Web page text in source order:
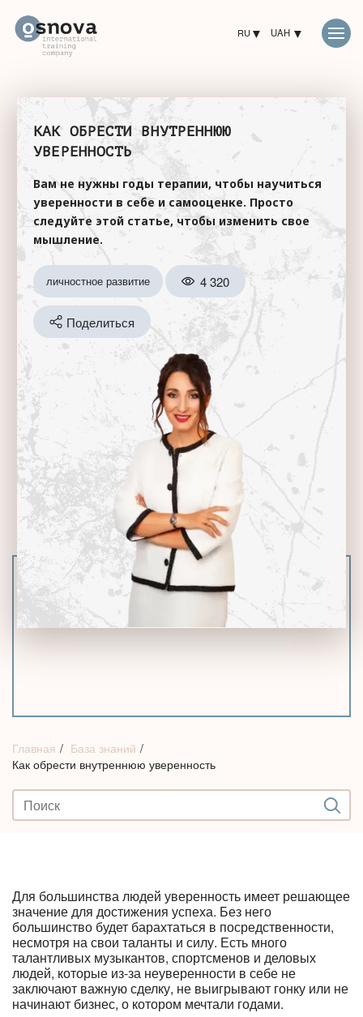
RU UAH
КАК ОБРЕСТИ ВНУТРЕННЮЮ
УВЕРЕННОСТЬ
Вам не нужны годы терапии, чтобы научиться
уверенности в себе и самооценке. Просто
следуйте этой статье, чтобы изменить свое
мышление.
личностное развитие 4 320
Поделиться
Главная
База знаний
Как обрести внутреннюю уверенность
Для большинства людей уверенность имеет решающее
значение для достижения успеха. Без него
большинство будет барахтаться в посредственности,
несмотря на свои таланты и силу. Есть много
талантливых музыкантов, спортсменов и деловых
людей, которые из-за неуверенности в себе не
заключают важную сделку, не выигрывают гонку или не
начинают бизнес, о котором мечтали годами.